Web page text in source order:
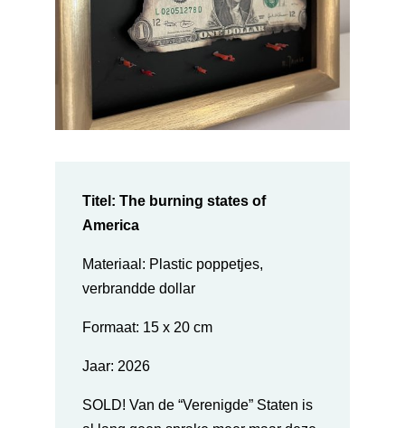
Titel: The burning states of
America
Materiaal: Plastic poppetjes,
verbrandde dollar
Formaat: 15 x 20 cm
Jaar: 2026
SOLD! Van de “Verenigde” Staten is